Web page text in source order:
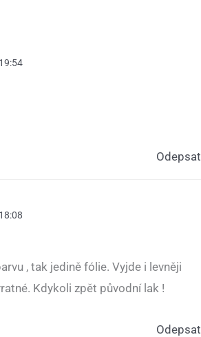
Odepsat
, tak jedině fólie. Vyjde i levněji
Kdykoli zpět původní lak !
Odepsat